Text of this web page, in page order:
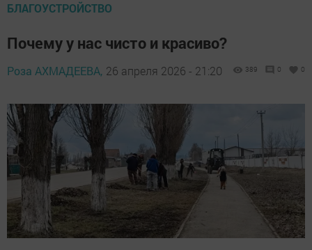
БЛАГОУСТРОЙСТВО
Почему у нас чисто и красиво?
Роза АХМАДЕЕВА, 26 апреля 2026 - 21:20 389 0 0